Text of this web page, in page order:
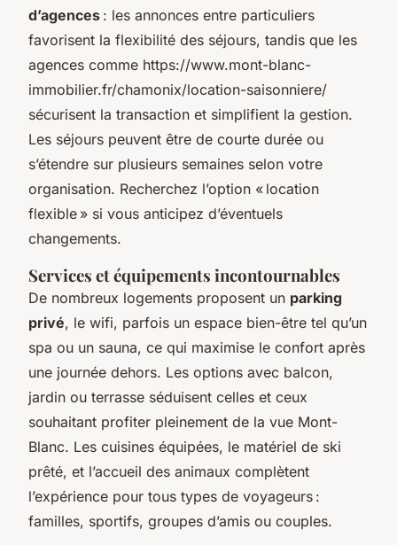
d’agences : les annonces entre particuliers
favorisent la flexibilité des séjours, tandis que les
agences comme https://www.mont-blanc-
immobilier.fr/chamonix/location-saisonniere/
sécurisent la transaction et simplifient la gestion.
Les séjours peuvent être de courte durée ou
s’étendre sur plusieurs semaines selon votre
organisation. Recherchez l’option « location
flexible » si vous anticipez d’éventuels
changements.
Services et équipements incontournables
De nombreux logements proposent un parking
privé, le wifi, parfois un espace bien-être tel qu’un
spa ou un sauna, ce qui maximise le confort après
une journée dehors. Les options avec balcon,
jardin ou terrasse séduisent celles et ceux
souhaitant profiter pleinement de la vue Mont-
Blanc. Les cuisines équipées, le matériel de ski
prêté, et l’accueil des animaux complètent
l’expérience pour tous types de voyageurs :
familles, sportifs, groupes d’amis ou couples.